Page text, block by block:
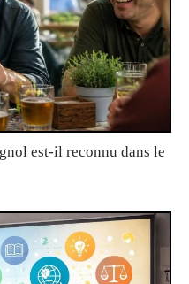
est-il reconnu dans le